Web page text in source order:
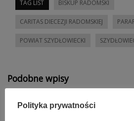
TAG LIST BISKUP RADOMSKI
CARITAS DIECEZJI RADOMSKIEJ
POWIAT SZYDŁOWIECKI
Podobne wpisy
Polityka prywatności